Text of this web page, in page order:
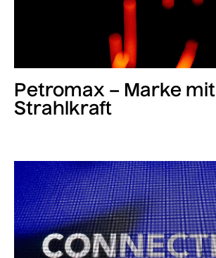
Petromax – Marke mit
Strahlkraft